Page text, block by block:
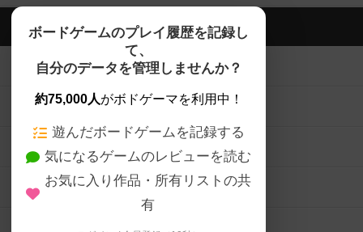
ボードゲームのプレイ履歴を記録し
て、
自分のデータを管理しませんか？
約75,000人がボドゲーマを利用中！
遊んだボードゲームを記録する
気になるゲームのレビューを読む
お気に入り作品・所有リストの共
有
ボドゲーマTOP
ボードゲームを検索する
ボードゲームの新着レビュー
ボードゲーム会情報
メカニクス特集
掲示板・トピックス